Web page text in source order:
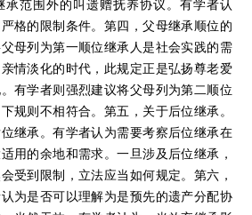
、四顺序继承人共同继承。
瑞教授指出：首先，调整法定继承人的
一顺序法定继承人与财产向下规则不相
不固定顺序更有利于保护他们的利益。
定。第一，不赞成规定兄弟姐妹代位继
草案中第908条对丧偶儿媳、丧偶女婿的
学者们争议的主要问题有：第一，关于
虑把配偶列为不固定顺序是否会带来法
顾配偶的特殊身份，但不宜使配偶继承